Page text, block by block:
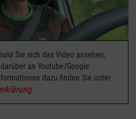
Sie sich das Video ansehen,
an Youtube/Google
dazu finden Sie unter
.